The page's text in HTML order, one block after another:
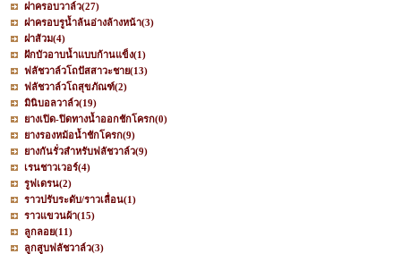
ฝาครอบวาล์ว(27)
ฝาครอบรูน้ำล้นอ่างล้างหน้า(3)
ฝาส้วม(4)
ฝักบัวอาบน้ำแบบก้านแข็ง(1)
ฟลัชวาล์วโถปัสสาวะชาย(13)
ฟลัชวาล์วโถสุขภัณฑ์(2)
มินิบอลวาล์ว(19)
ยางเปิด-ปิดทางน้ำออกชักโครก(0)
ยางรองหม้อน้ำชักโครก(9)
ยางกันรั่วสำหรับฟลัชวาล์ว(9)
เรนชาวเวอร์(4)
รูฟเดรน(2)
ราวปรับระดับ/ราวเลื่อน(1)
ราวแขวนผ้า(15)
ลูกลอย(11)
ลูกสูบฟลัชวาล์ว(3)